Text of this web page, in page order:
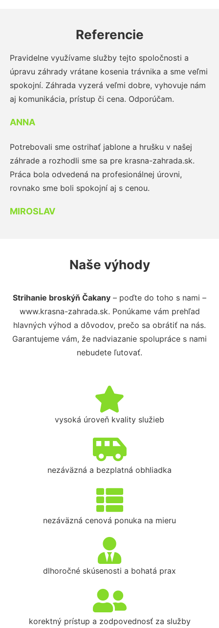
Referencie
Pravidelne využívame služby tejto spoločnosti a
úpravu záhrady vrátane kosenia trávnika a sme veľmi
spokojní. Záhrada vyzerá veľmi dobre, vyhovuje nám
aj komunikácia, prístup či cena. Odporúčam.
ANNA
Potrebovali sme ostrihať jablone a hrušku v našej
záhrade a rozhodli sme sa pre krasna-zahrada.sk.
Práca bola odvedená na profesionálnej úrovni,
rovnako sme boli spokojní aj s cenou.
MIROSLAV
Naše výhody
Strihanie broskýň Čakany – poďte do toho s nami –
www.krasna-zahrada.sk. Ponúkame vám prehľad
hlavných výhod a dôvodov, prečo sa obrátiť na nás.
Garantujeme vám, že nadviazanie spolupráce s nami
nebudete ľutovať.
vysoká úroveň kvality služieb
nezáväzná a bezplatná obhliadka
nezáväzná cenová ponuka na mieru
dlhoročné skúsenosti a bohatá prax
korektný prístup a zodpovednosť za služby